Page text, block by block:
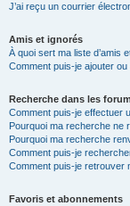
J’ai reçu un courrier
Amis et ignorés
À quoi sert ma liste d’amis
Comment puis-je ajouter ou
Recherche dans les
Comment puis-je effectuer
Pourquoi ma recherche ne
Pourquoi ma recherche
Comment puis-je
Comment puis-je retrouver
Favoris et abonnements